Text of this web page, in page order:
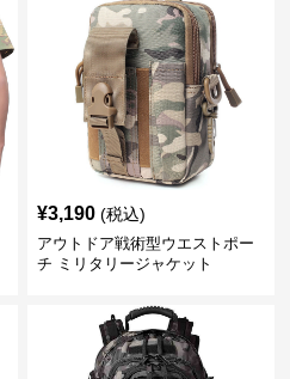
¥3,190 (税込)
アウトドア戦術型ウエストポー
チ ミリタリージャケット